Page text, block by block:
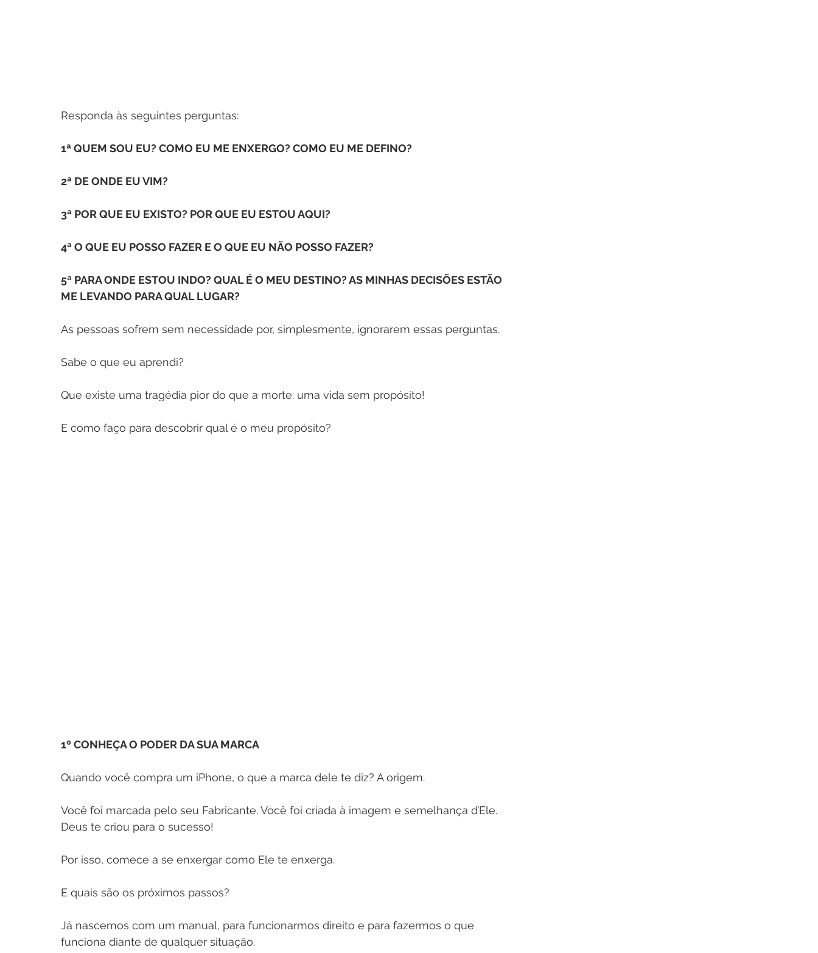
Responda às seguintes perguntas:
1ª QUEM SOU EU? COMO EU ME ENXERGO? COMO EU ME DEFINO?
2ª DE ONDE EU VIM?
3ª POR QUE EU EXISTO? POR QUE EU ESTOU AQUI?
4ª O QUE EU POSSO FAZER E O QUE EU NÃO POSSO FAZER?
5ª PARA ONDE ESTOU INDO? QUAL É O MEU DESTINO? AS MINHAS DECISÕES ESTÃO
ME LEVANDO PARA QUAL LUGAR?
As pessoas sofrem sem necessidade por, simplesmente, ignorarem essas perguntas.
Sabe o que eu aprendi?
Que existe uma tragédia pior do que a morte: uma vida sem propósito!
E como faço para descobrir qual é o meu propósito?
1º CONHEÇA O PODER DA SUA MARCA
Quando você compra um iPhone, o que a marca dele te diz? A origem.
Você foi marcada pelo seu Fabricante. Você foi criada à imagem e semelhança d’Ele.
Deus te criou para o sucesso!
Por isso, comece a se enxergar como Ele te enxerga.
E quais são os próximos passos?
Já nascemos com um manual, para funcionarmos direito e para fazermos o que
funciona diante de qualquer situação.